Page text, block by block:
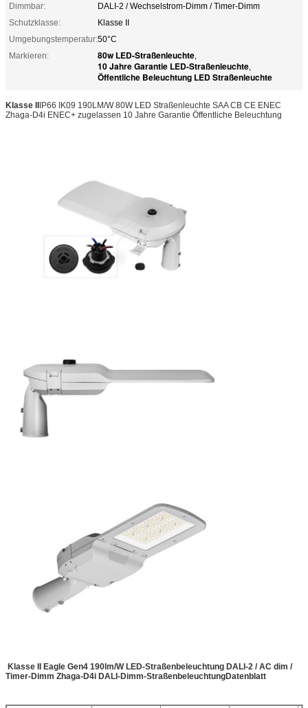
Dimmbar:
DALI-2 / Wechselstrom-Dimm / Timer-Dimm
Schutzklasse:
Klasse II
Umgebungstemperatur:50°C
Markieren:
80w LED-Straßenleuchte,
10 Jahre Garantie LED-Straßenleuchte,
Öffentliche Beleuchtung LED Straßenleuchte
Klasse IIIP66 IK09 190LM/W 80W LED Straßenleuchte SAA CB CE ENEC
Zhaga-D4i ENEC+ zugelassen 10 Jahre Garantie Öffentliche Beleuchtung
Klasse II Eagle Gen4 190lm/W LED-Straßenbeleuchtung DALI-2 / AC dim /
Timer-Dimm Zhaga-D4i DALI-Dimm-StraßenbeleuchtungDatenblatt